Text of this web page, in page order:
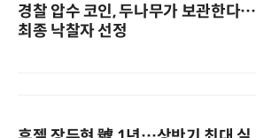
경찰 압수 코인, 두나무가 보관한다…
최종 낙찰자 선정